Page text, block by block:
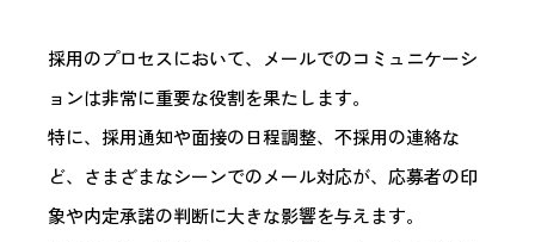
採用のプロセスにおいて、メールでのコミュニケーシ
ョンは非常に重要な役割を果たします。
特に、採用通知や面接の日程調整、不採用の連絡な
ど、さまざまなシーンでのメール対応が、応募者の印
象や内定承諾の判断に大きな影響を与えます。